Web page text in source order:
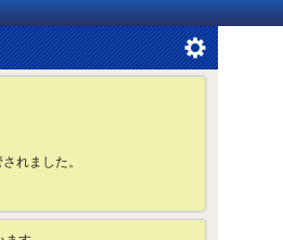
れました。